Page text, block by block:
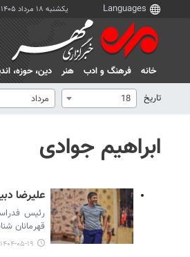
یکشنبه ۱۸ مرداد ۱۴۰۵
خانه فرهنگ و ادب هنر دين، حوزه،
تاریخ
18 مرداد
ابراهیم جوادی
علیرضا
رئیس
قهرمانان
۱۴۰۴-۰۵-۱۹ ۱۵:۱۲